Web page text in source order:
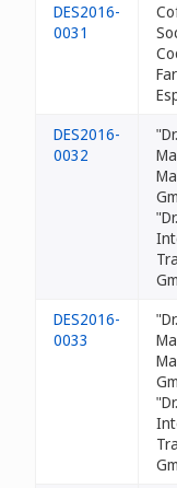
DES2016-
0031
DES2016-
0032
"Dr.
DES2016-
0033
"Dr.